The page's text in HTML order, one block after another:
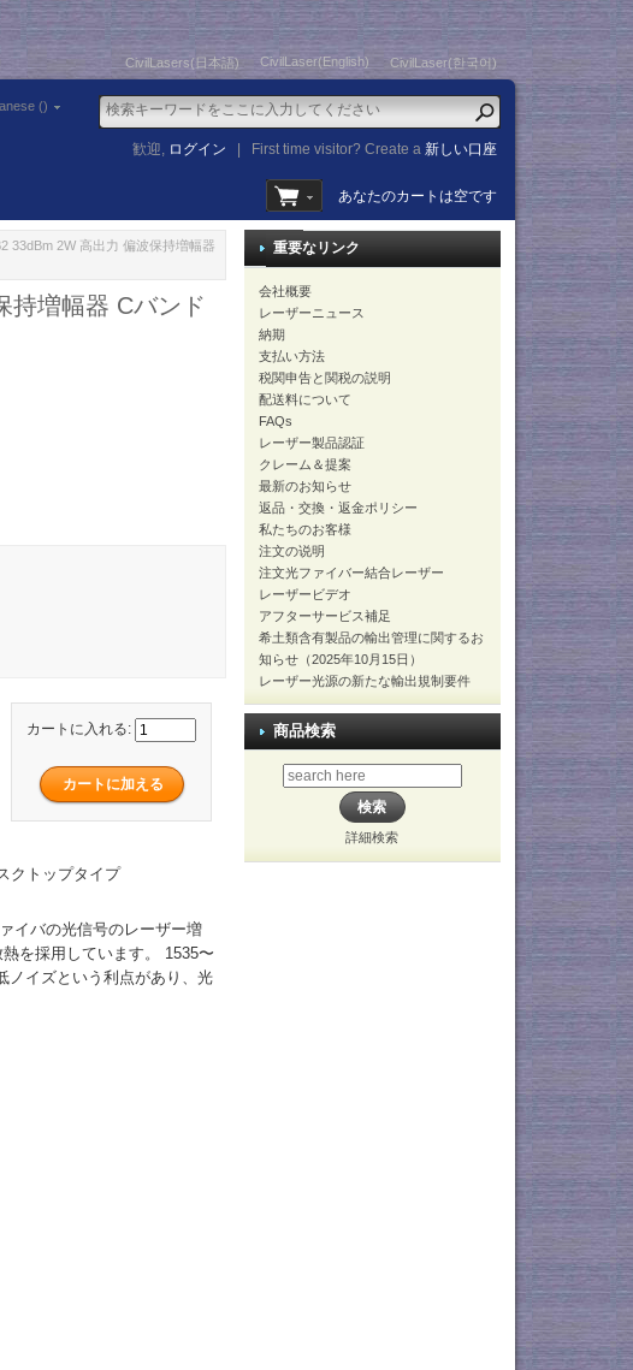
CivilLasers(日本語) CivilLaser(English) CivilLaser(한국어)
()
歓迎, ログイン First time visitor? Create a新しい口座
あなたのカートは空です
33dBm 2W 高出力 偏波保持増幅器
持増幅器 Cバンド
カートに入れる:
クトップタイプ
イバの光信号のレーザー増
を採用しています。 1535〜
ノイズという利点があり、光
重要なリンク
会社概要
レーザーニュース
納期
支払い方法
税関申告と関税の説明
配送料について
FAQs
レーザー製品認証
クレーム＆提案
最新のお知らせ
返品・交換・返金ポリシー
私たちのお客様
注文の说明
注文光ファイバー結合レーザー
レーザービデオ
アフターサービス補足
希土類含有製品の輸出管理に関するお
知らせ（2025年10月15日）
レーザー光源の新たな輸出規制要件
商品検索
詳細検索